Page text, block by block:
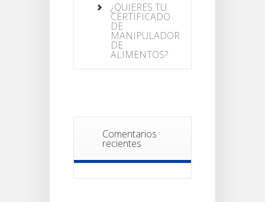
¿QUIERES TU
CERTIFICADO
DE
MANIPULADOR
DE
ALIMENTOS?
Comentarios
recientes